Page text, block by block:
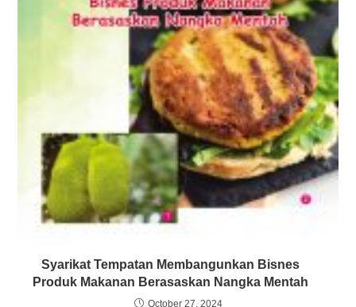
Syarikat Tempatan Membangunkan Bisnes
Produk Makanan Berasaskan Nangka Mentah
October 27, 2024